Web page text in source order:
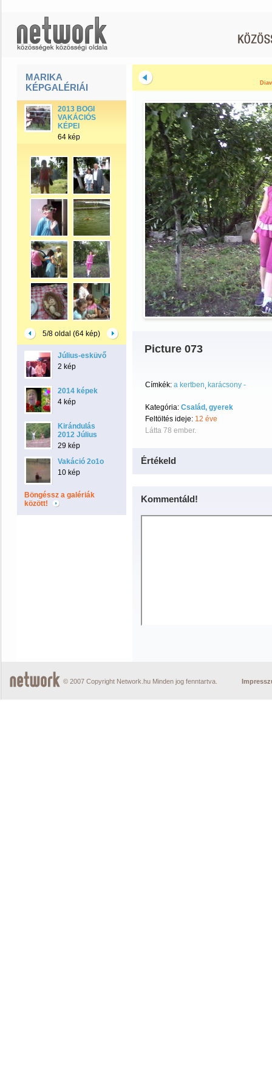
MARIKA
KÉPGALÉRIÁI
2013 BOGI
VAKÁCIÓS
KÉPEI
64 kép
5/8 oldal (64 kép)
Július-esküvő
2 kép
2014 képek
4 kép
Kirándulás
2012 Július
29 kép
Vakáció 2o1o
10 kép
Böngéssz a galériák
között!
Picture 073
Címkék: a kertben karácsony -
Kategória: Család, gyerek
Feltöltés ideje: 12 éve
Látta 78 ember.
Értékeld
Kommentáld!
© 2007 Copyright Network.hu Minden jog fenntartva.